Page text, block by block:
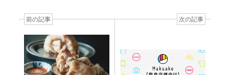
前の記事 次の記事